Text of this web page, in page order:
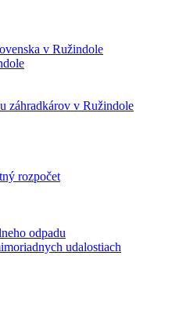
v Ružindole
záhradkárov v Ružindole
rozpočet
odpadu
udalostiach